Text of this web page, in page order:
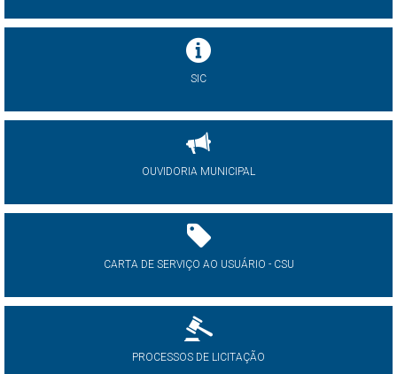
SIC
OUVIDORIA MUNICIPAL
CARTA DE SERVIÇO AO USUÁRIO - CSU
PROCESSOS DE LICITAÇÃO